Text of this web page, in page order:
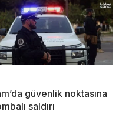
güvenlik noktasına
saldırı